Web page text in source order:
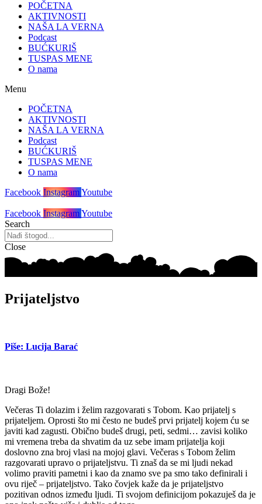
POČETNA
AKTIVNOSTI
NAŠA LA VERNA
Podcast
BUĆKURIŠ
TUSPAS MENE
O nama
Menu
POČETNA
AKTIVNOSTI
NAŠA LA VERNA
Podcast
BUĆKURIŠ
TUSPAS MENE
O nama
Facebook InstagramYoutube
Facebook InstagramYoutube
Search
Close
Prijateljstvo
Piše: Lucija Barać
Dragi Bože!
Večeras Ti dolazim i želim razgovarati s Tobom. Kao prijatelj s
prijateljem. Oprosti što mi često ne budeš prvi prijatelj kojem ću se
javiti kad zagusti. Obično budeš drugi, peti, sedmi… zavisi koliko
mi vremena treba da shvatim da uz sebe imam prijatelja koji
doslovno zna broj vlasi na mojoj glavi. Večeras s Tobom želim
razgovarati upravo o prijateljstvu. Ti znaš da se mi ljudi nekad
volimo praviti pametni i kao da znamo sve pa smo tako definirali i
ovu riječ – prijateljstvo. Tako čovjek kaže da je prijateljstvo
pozitivan odnos između ljudi. Ti svojom definicijom pokazuješ da je